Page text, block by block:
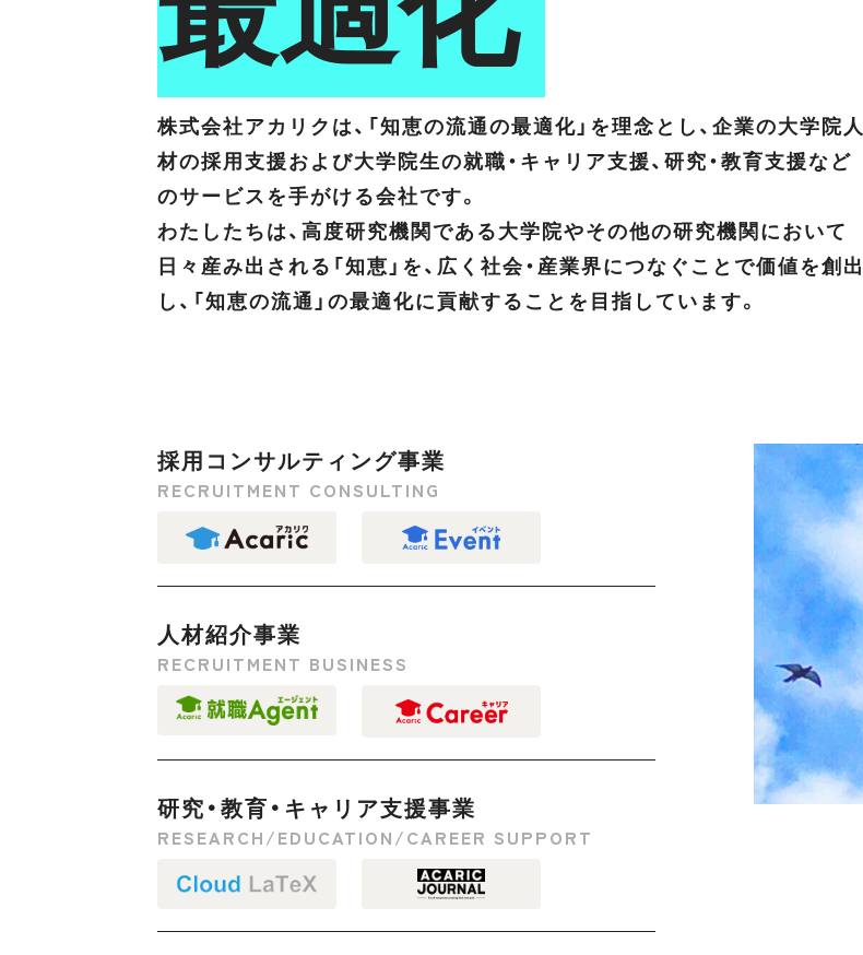
株式会社アカリクは、「知恵の流通の最適化」を理念とし、企業の大学院人
材の採用支援および大学院生の就職・キャリア支援、研究・教育支援など
のサービスを手がける会社です。
わたしたちは、高度研究機関である大学院やその他の研究機関において
日々産み出される「知恵」を、広く社会・産業界につなぐことで価値を創出
し、「知恵の流通」の最適化に貢献することを目指しています。
採用コンサルティング事業
RECRUITMENT CONSULTING
人材紹介事業
RECRUITMENT BUSINESS
研究・教育・キャリア支援事業
RESEARCH/EDUCATION/CAREER SUPPORT